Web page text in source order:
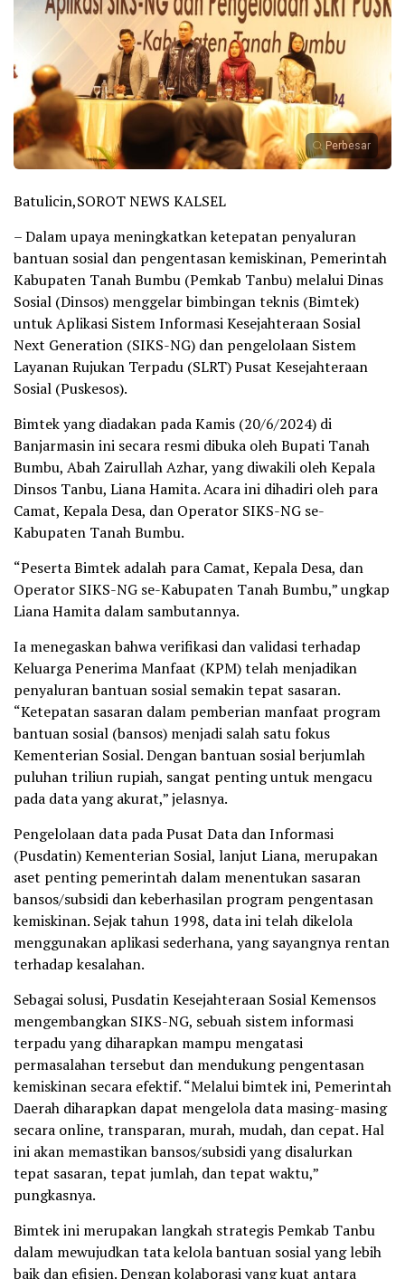
Perbesar
Batulicin,SOROT NEWS KALSEL
– Dalam upaya meningkatkan ketepatan penyaluran
bantuan sosial dan pengentasan kemiskinan, Pemerintah
Kabupaten Tanah Bumbu (Pemkab Tanbu) melalui Dinas
Sosial (Dinsos) menggelar bimbingan teknis (Bimtek)
untuk Aplikasi Sistem Informasi Kesejahteraan Sosial
Next Generation (SIKS-NG) dan pengelolaan Sistem
Layanan Rujukan Terpadu (SLRT) Pusat Kesejahteraan
Sosial (Puskesos).
Bimtek yang diadakan pada Kamis (20/6/2024) di
Banjarmasin ini secara resmi dibuka oleh Bupati Tanah
Bumbu, Abah Zairullah Azhar, yang diwakili oleh Kepala
Dinsos Tanbu, Liana Hamita. Acara ini dihadiri oleh para
Camat, Kepala Desa, dan Operator SIKS-NG se-
Kabupaten Tanah Bumbu.
“Peserta Bimtek adalah para Camat, Kepala Desa, dan
Operator SIKS-NG se-Kabupaten Tanah Bumbu,” ungkap
Liana Hamita dalam sambutannya.
Ia menegaskan bahwa verifikasi dan validasi terhadap
Keluarga Penerima Manfaat (KPM) telah menjadikan
penyaluran bantuan sosial semakin tepat sasaran.
“Ketepatan sasaran dalam pemberian manfaat program
bantuan sosial (bansos) menjadi salah satu fokus
Kementerian Sosial. Dengan bantuan sosial berjumlah
puluhan triliun rupiah, sangat penting untuk mengacu
pada data yang akurat,” jelasnya.
Pengelolaan data pada Pusat Data dan Informasi
(Pusdatin) Kementerian Sosial, lanjut Liana, merupakan
aset penting pemerintah dalam menentukan sasaran
bansos/subsidi dan keberhasilan program pengentasan
kemiskinan. Sejak tahun 1998, data ini telah dikelola
menggunakan aplikasi sederhana, yang sayangnya rentan
terhadap kesalahan.
Sebagai solusi, Pusdatin Kesejahteraan Sosial Kemensos
mengembangkan SIKS-NG, sebuah sistem informasi
terpadu yang diharapkan mampu mengatasi
permasalahan tersebut dan mendukung pengentasan
kemiskinan secara efektif. “Melalui bimtek ini, Pemerintah
Daerah diharapkan dapat mengelola data masing-masing
secara online, transparan, murah, mudah, dan cepat. Hal
ini akan memastikan bansos/subsidi yang disalurkan
tepat sasaran, tepat jumlah, dan tepat waktu,”
pungkasnya.
Bimtek ini merupakan langkah strategis Pemkab Tanbu
dalam mewujudkan tata kelola bantuan sosial yang lebih
baik dan efisien. Dengan kolaborasi yang kuat antara